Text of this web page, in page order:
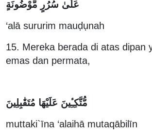
‘alā sururim mauḍụnah
15. Mereka berada di atas dipan
emas dan permata,
muttaki`īna ‘alaihā mutaqābilīn